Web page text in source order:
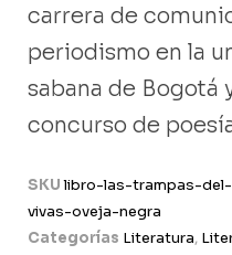
carrera de
periodismo en la
sabana de Bogotá
concurso de
SKUlibro-las-trampas-
vivas-oveja-negra
Categorías Literatura,